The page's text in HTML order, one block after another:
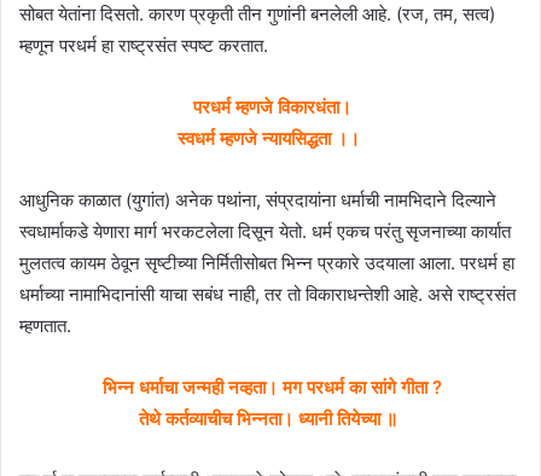
सोबत येतांना दिसतो. कारण प्रकृती तीन गुणांनी बनलेली आहे. (रज, तम, सत्व)
म्हणून परधर्म हा राष्ट्रसंत स्पष्ट करतात.
परधर्म म्हणजे विकारधंता।
स्वधर्म म्हणजे न्यायसिद्धता ।।
आधुनिक काळात (युगांत) अनेक पथांना, संप्रदायांना धर्माची नामभिदाने दिल्याने
स्वधार्माकडे येणारा मार्ग भरकटलेला दिसून येतो. धर्म एकच परंतु सृजनाच्या कार्यात
मुलतत्व कायम ठेवून सृष्टीच्या निर्मितीसोबत भिन्न प्रकारे उदयाला आला. परधर्म हा
धर्माच्या नामाभिदानांसी याचा सबंध नाही, तर तो विकाराधन्तेशी आहे. असे राष्ट्रसंत
म्हणतात.
भिन्न धर्माचा जन्मही नव्हता। मग परधर्म का सांगे गीता ?
तेथे कर्तव्याचीच भिन्नता। ध्यानी तियेच्या ॥